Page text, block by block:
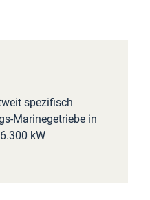
spezifisch
Marinegetriebe in
kW